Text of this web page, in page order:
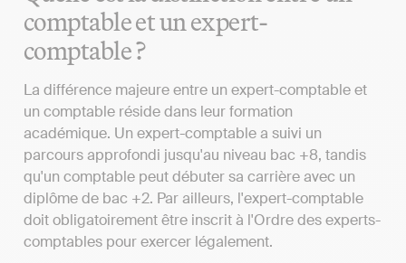
comptable et un expert-
comptable ?
La différence majeure entre un expert-comptable et
un comptable réside dans leur formation
académique. Un expert-comptable a suivi un
parcours approfondi jusqu'au niveau bac +8, tandis
qu'un comptable peut débuter sa carrière avec un
diplôme de bac +2. Par ailleurs, l'expert-comptable
doit obligatoirement être inscrit à l'Ordre des experts-
comptables pour exercer légalement.